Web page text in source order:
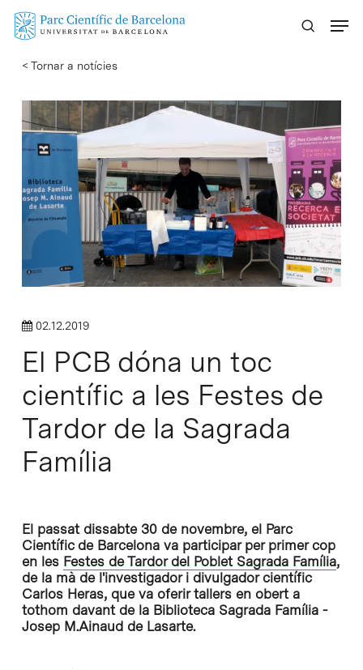
Skip
content
< Tornar a notícies
02.12.2019
El PCB dóna un toc
científic a les Festes de
Tardor de la Sagrada
Família
El passat dissabte 30 de novembre, el Parc
Científic de Barcelona va participar per primer cop
en les Festes de Tardor del Poblet Sagrada Família,
de la mà de l'investigador i divulgador científic
Carlos Heras, que va oferir tallers en obert a
tothom davant de la Biblioteca Sagrada Família -
Josep M.Ainaud de Lasarte.